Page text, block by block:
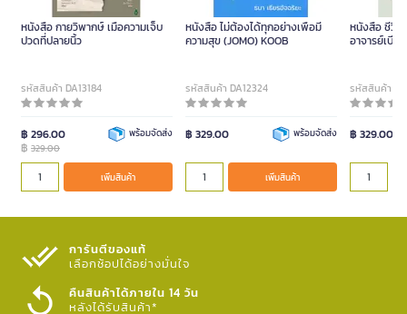
หนังสือ กายวิพากษ์ เมื่อความเจ็บ
ปวดที่ปลายนิ้ว
รหัสสินค้า DA13184
฿ 296.00
฿ 329.00
พร้อมจัดส่ง
เพิ่มสินค้า
หนังสือ ไม่ต้องได้ทุกอย่างเพื่อมี
ความสุข (JOMO) KOOB
รหัสสินค้า DA12324
฿ 329.00 พร้อมจัดส่ง
เพิ่มสินค้า
หนังสือ ชีวิต
อาจารย์เบีย
รหัสสินค้า
฿ 329.00
การันตีของแท้
เลือกช้อปได้อย่างมั่นใจ​
คืนสินค้าได้ภายใน 14 วัน
หลังได้รับสินค้า*